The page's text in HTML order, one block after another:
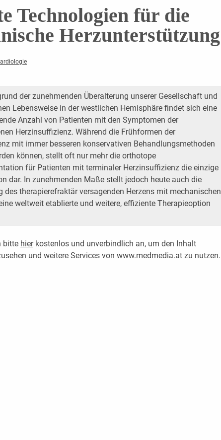
Technologien für die
Herzunterstützung
der zunehmenden Überalterung unserer Gesellschaft und
Lebensweise in der westlichen Hemisphäre findet sich eine
Anzahl von Patienten mit den Symptomen der
Herzinsuffizienz. Während die Frühformen der
mit immer besseren konservativen Behandlungsmethoden
können, stellt oft nur mehr die orthotope
für Patienten mit terminaler Herzinsuffizienz die einzige
dar. In zunehmenden Maße stellt jedoch heute auch die
des therapierefraktär versagenden Herzens mit mechanischen
weltweit etablierte und weitere, effiziente Therapieoption
bitte hierkostenlos und unverbindlich an, um den Inhalt
und weitere Services von www.medmedia.at zu nutzen.